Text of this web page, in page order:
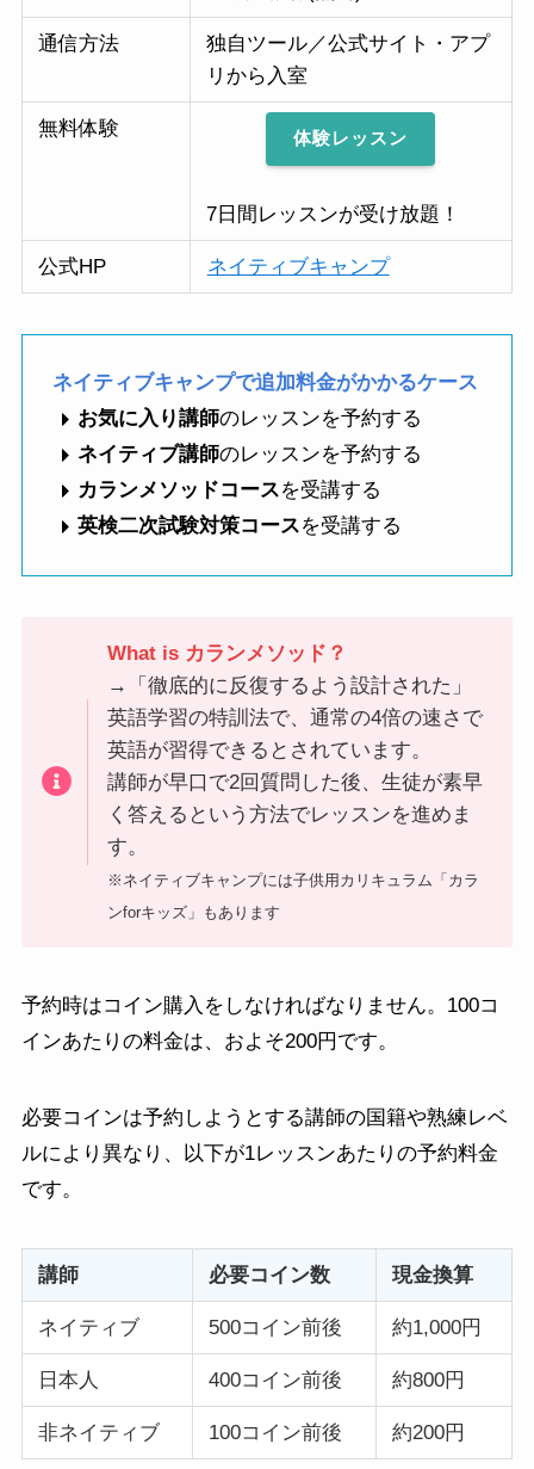
通信方法
独自ツール／公式サイト・アプ
リから入室
無料体験 体験レッスン
7日間レッスンが受け放題！
公式HP ネイティブキャンプ
ネイティブキャンプで追加料金がかかるケース
お気に入り講師のレッスンを予約する
ネイティブ講師のレッスンを予約する
カランメソッドコースを受講する
英検二次試験対策コースを受講する
What is カランメソッド？
→「徹底的に反復するよう設計された」
英語学習の特訓法で、通常の4倍の速さで
英語が習得できるとされています。
講師が早口で2回質問した後、生徒が素早
く答えるという方法でレッスンを進めま
す。
※ネイティブキャンプには子供用カリキュラム「カラ
ンforキッズ」もあります
予約時はコイン購入をしなければなりません。100コ
インあたりの料金は、およそ200円です。
必要コインは予約しようとする講師の国籍や熟練レベ
ルにより異なり、以下が1レッスンあたりの予約料金
です。
講師 必要コイン数 現金換算
ネイティブ 500コイン前後 約1,000円
日本人 400コイン前後 約800円
非ネイティブ 100コイン前後 約200円